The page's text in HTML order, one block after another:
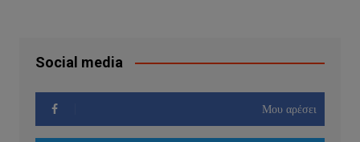
Social media
Μου αρέσει